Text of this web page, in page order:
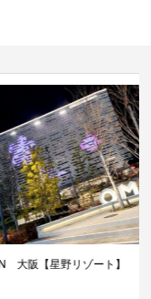
【星野リゾート】